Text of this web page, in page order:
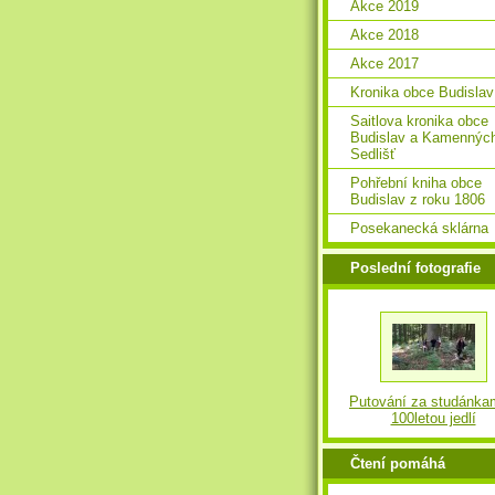
Akce 2019
Akce 2018
Akce 2017
Kronika obce Budislav
Saitlova kronika obce
Budislav a
Sedlišť
Pohřební kniha obce
Budislav z roku 1806
Posekanecká sklárna
Poslední fotografie
Putování za
100letou jedlí
Čtení pomáhá